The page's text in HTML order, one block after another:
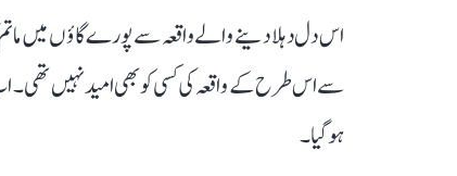
اس دل دہلا دینے والے واقعہ سے پورے گاؤں میں
سے اس طرح کے واقعہ کی کسی کو بھی امید نہیں تھی۔
ہو گیا۔